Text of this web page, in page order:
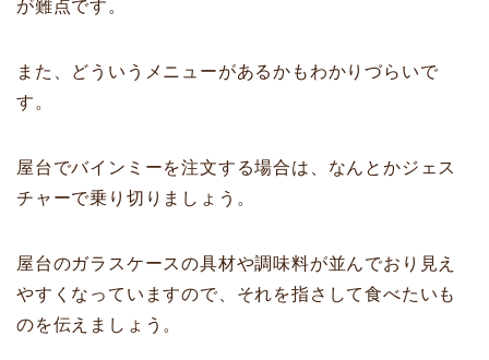
が難点です。
また、どういうメニューがあるかもわかりづらいで
す。
屋台でバインミーを注文する場合は、なんとかジェス
チャーで乗り切りましょう。
屋台のガラスケースの具材や調味料が並んでおり見え
やすくなっていますので、それを指さして食べたいも
のを伝えましょう。